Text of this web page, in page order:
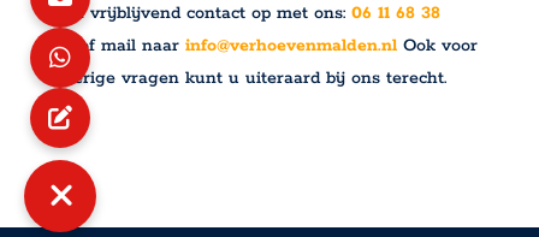
dan vrijblijvend contact op met ons: 06 11 68 38
92
of mail naar info@verhoevenmalden.nlOok voor
overige vragen kunt u uiteraard bij ons terecht.